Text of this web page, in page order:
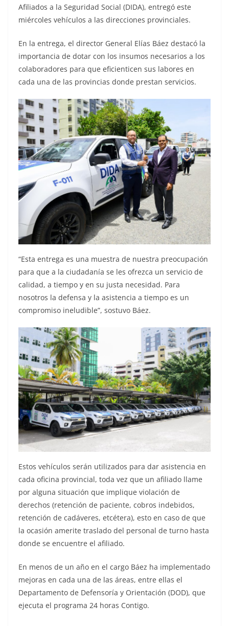
Afiliados a la Seguridad Social (DIDA), entregó este
miércoles vehículos a las direcciones provinciales.
En la entrega, el director General Elías Báez destacó la
importancia de dotar con los insumos necesarios a los
colaboradores para que eficienticen sus labores en
cada una de las provincias donde prestan servicios.
“Esta entrega es una muestra de nuestra preocupación
para que a la ciudadanía se les ofrezca un servicio de
calidad, a tiempo y en su justa necesidad. Para
nosotros la defensa y la asistencia a tiempo es un
compromiso ineludible”, sostuvo Báez.
Estos vehículos serán utilizados para dar asistencia en
cada oficina provincial, toda vez que un afiliado llame
por alguna situación que implique violación de
derechos (retención de paciente, cobros indebidos,
retención de cadáveres, etcétera), esto en caso de que
la ocasión amerite traslado del personal de turno hasta
donde se encuentre el afiliado.
En menos de un año en el cargo Báez ha implementado
mejoras en cada una de las áreas, entre ellas el
Departamento de Defensoría y Orientación (DOD), que
ejecuta el programa 24 horas Contigo.